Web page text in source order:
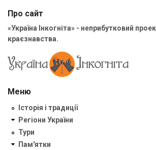
Про сайт
«Україна Інкогніта» - неприбутковий
краєзнавства.
Меню
Історія і традиції
Регіони України
Тури
Пам'ятки